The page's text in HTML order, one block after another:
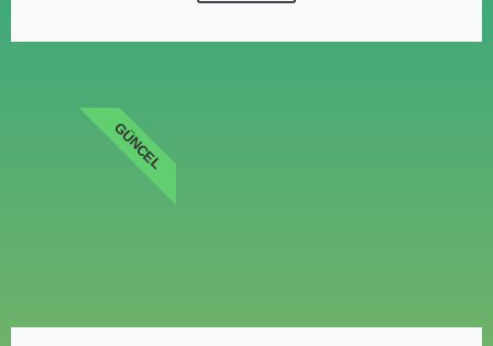
GÜNCEL